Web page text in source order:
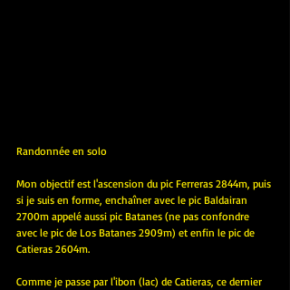
Randonnée en solo
Mon objectif est l'ascension du pic Ferreras 2844m, puis
si je suis en forme, enchaîner avec le pic Baldairan
2700m appelé aussi pic Batanes (ne pas confondre
avec le pic de Los Batanes 2909m) et enfin le pic de
Catieras 2604m.
Comme je passe par l'ibon (lac) de Catieras, ce dernier